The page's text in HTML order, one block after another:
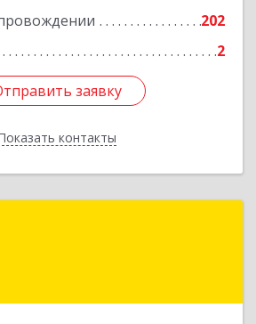
202
2
заявку
контакты
заявку
Назад